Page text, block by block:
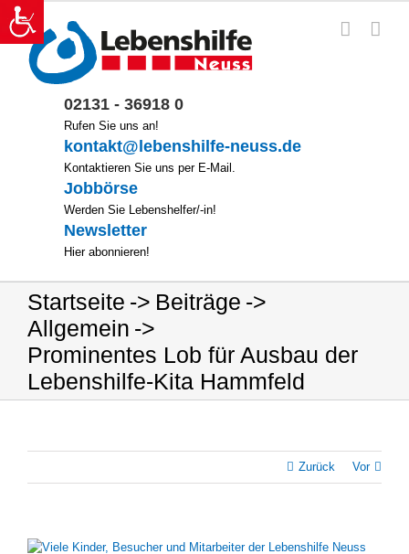
Zum
Inhalt
springen
02131 - 36918 0
Rufen Sie uns an!
kontakt@lebenshilfe-neuss.de
Kontaktieren Sie uns per E-Mail.
Jobbörse
Werden Sie Lebenshelfer/-in!
Newsletter
Hier abonnieren!
Startseite
Beiträge
Allgemein
Prominentes Lob für Ausbau der
Lebenshilfe-Kita Hammfeld
Zurück Vor
Zeige